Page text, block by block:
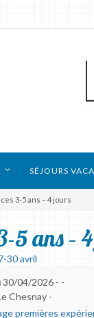
SÉJOURS
3-5 ans – 4 jours
5 ans –
30 avril
30/04/2026 - -
Chesnay -
premières